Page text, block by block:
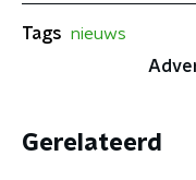
Tags nieuws
Gerelateerd